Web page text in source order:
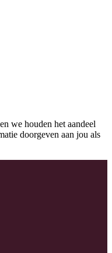
we houden het aandeel
doorgeven aan jou als